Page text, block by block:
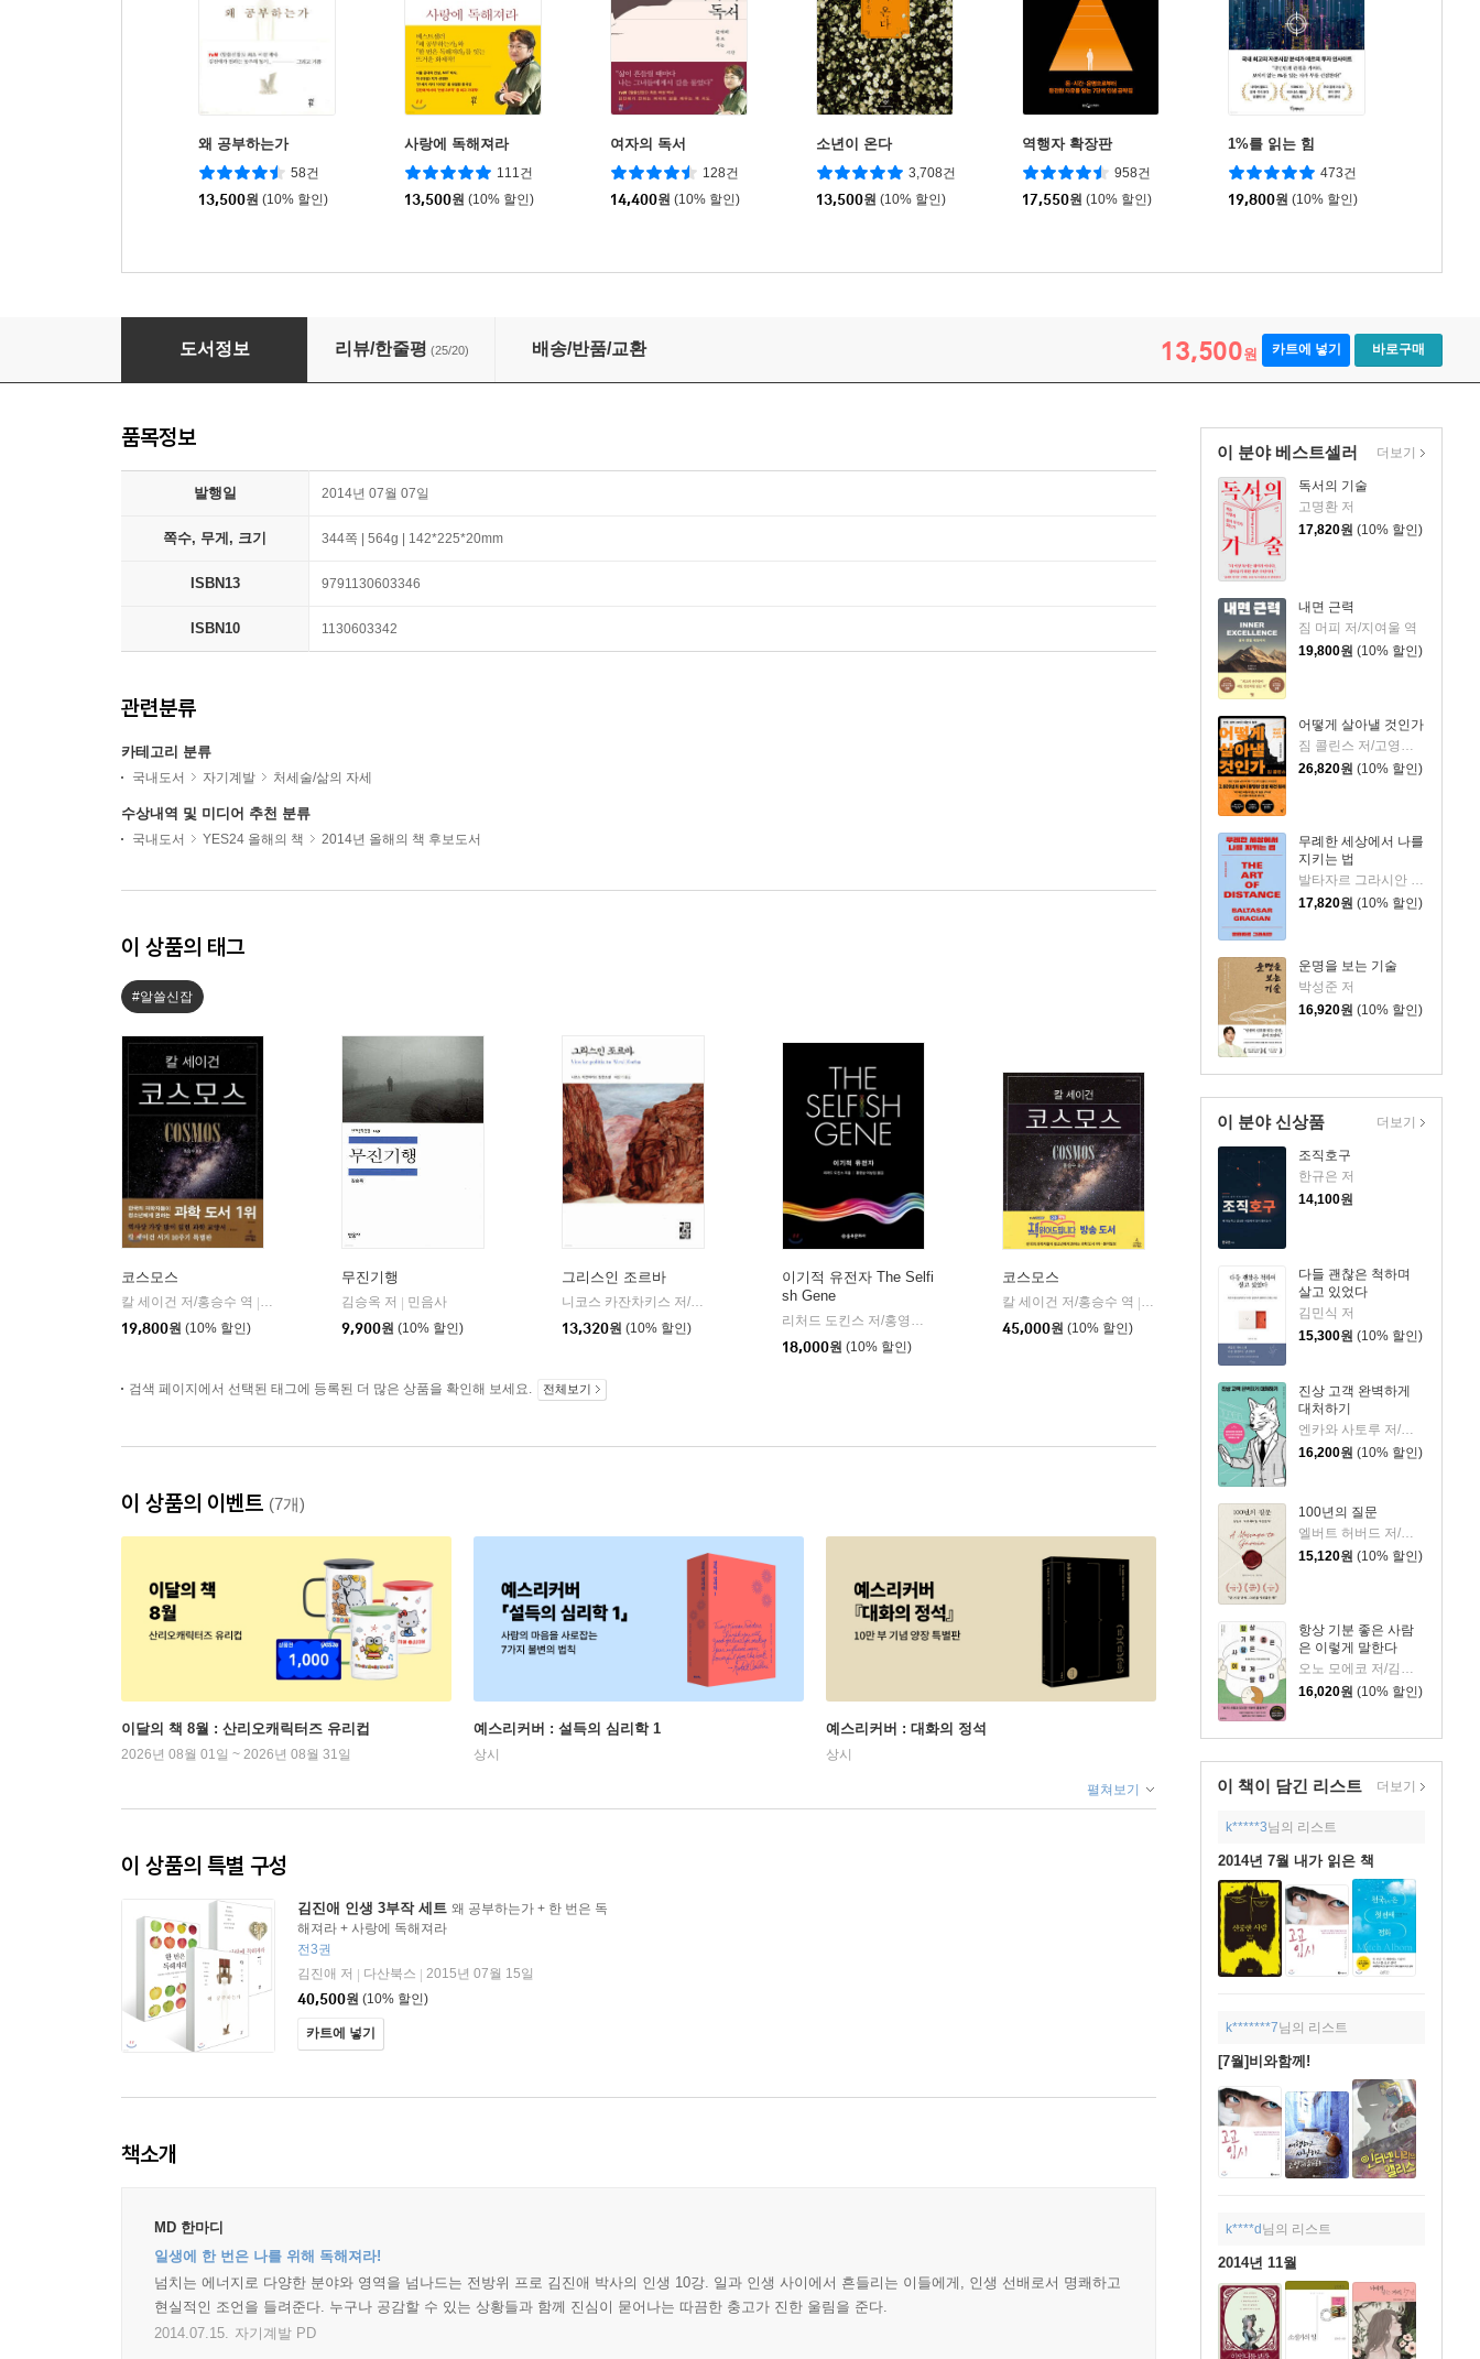
왜 공부하는가
58건
13,500원 (10% 할인)
사랑에 독해져라
111건
13,500원 (10% 할인)
여자의 독서
128건
14,400원 (10% 할인)
소년이 온다
3,708건
13,500원 (10% 할인)
역행자 확장판
958건
17,550원 (10% 할인)
1%를 읽는 힘
473건
19,800원 (10% 할인)
한 번은 독해져라
도서정보 리뷰/한줄평 (25/20) 배송/반품/교환 13,500원 카트에 넣기 바로구매
이 분야 베스트셀러
독서의 기술
고명환 저
17,820원 (10% 할인)
내면 근력
짐 머피 저/지여울 역
19,800원 (10% 할인)
어떻게 살아낼 것인가
26,820원 (10% 할인)
무례한 세상에서 나를
지키는 법
발타자르 그라시안 저/하와이 대저택 편저
17,820원 (10% 할인)
운명을 보는 기술
박성준 저
16,920원 (10% 할인)
더보기
이 분야 신상품
조직호구
한규은 저
14,100원
다들 괜찮은 척하며
살고 있었다
김민식 저
15,300원 (10% 할인)
진상 고객 완벽하게
대처하기
엔카와 사토루 저/이주 역
16,200원 (10% 할인)
100년의 질문
엘버트 허버드 저/충희 편
15,120원 (10% 할인)
항상 기분 좋은 사람
은 이렇게 말한다
오노 모에코 저/김시온 역
16,020원 (10% 할인)
더보기
이 책이 담긴 리스트 더보기
k*****3님의 리스트
2014년 7월 내가 읽은 책
k*******7님의 리스트
[7월]비와함께!
k****d님의 리스트
2014년 11월
품목정보
발행일 2014년 07월 07일
쪽수, 무게, 크기 344쪽 | 564g | 142*225*20mm
ISBN13 9791130603346
ISBN10 1130603342
관련분류
카테고리 분류
국내도서 자기계발 처세술/삶의 자세
수상내역 및 미디어 추천 분류
국내도서 YES24 올해의 책 2014년 올해의 책 후보도서
이 상품의 태그
#알쓸신잡
코스모스
칼 세이건 저/홍승수 역
사이언스북스
19,800원 (10% 할인)
무진기행
김승옥 저
민음사
9,900원 (10% 할인)
그리스인 조르바
니코스 카잔차키스 저/이윤기 역
열린책들
13,320원 (10% 할인)
이기적 유전자 The Selfi
sh Gene
리처드 도킨스 저/홍영남,이상임 공역
을유문화사
18,000원 (10% 할인)
코스모스
칼 세이건 저/홍승수 역
사이언스북스
45,000원 (10% 할인)
검색 페이지에서 선택된 태그에 등록된 더 많은 상품을 확인해 보세요. 전체보기
이 상품의 이벤트 (7개)
이달의 책 8월 : 산리오캐릭터즈 유리컵
2026년 08월 01일 ~ 2026년 08월 31일
예스리커버 : 설득의 심리학 1
상시
예스리커버 : 대화의 정석
상시
펼쳐보기
이 상품의 특별 구성
김진애 인생 3부작 세트 왜 공부하는가 + 한 번은 독
해져라 + 사랑에 독해져라
전3권
김진애 저
다산북스
2015년 07월 15일
40,500원 (10% 할인)
카트에 넣기
책소개
MD 한마디
일생에 한 번은 나를 위해 독해져라!
넘치는 에너지로 다양한 분야와 영역을 넘나드는 전방위 프로 김진애 박사의 인생 10강. 일과 인생 사이에서 흔들리는 이들에게, 인생 선배로서 명쾌하고
현실적인 조언을 들려준다. 누구나 공감할 수 있는 상황들과 함께 진심이 묻어나는 따끔한 충고가 진한 울림을 준다.
2014.07.15. 자기계발 PD